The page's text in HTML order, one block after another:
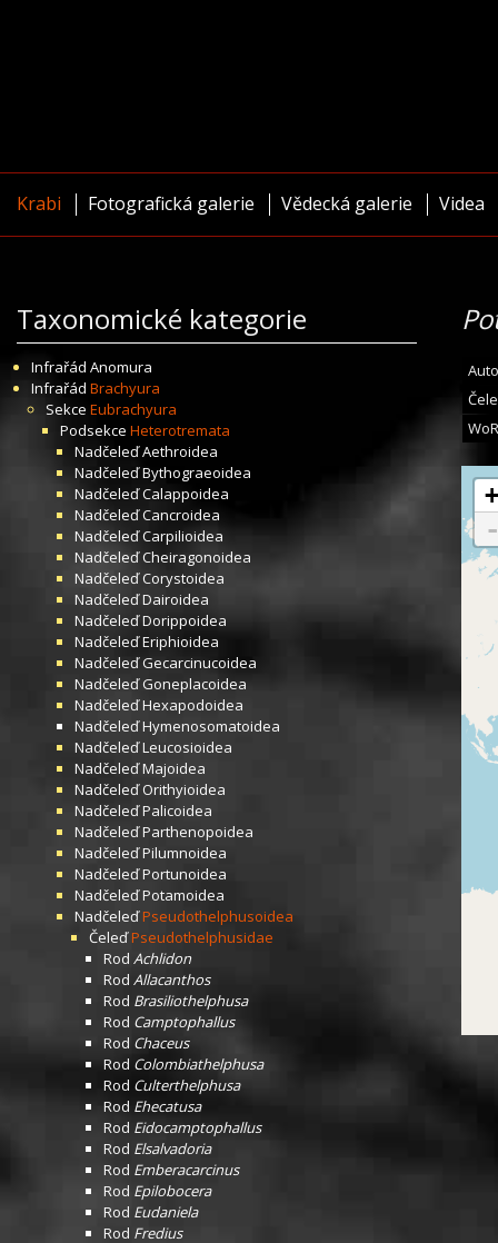
Krabi Fotografická galerie Vědecká galerie Videa
Taxonomické kategorie
Infrařád Anomura
Infrařád Brachyura
Sekce Eubrachyura
Podsekce Heterotremata
NadčeleďAethroidea
NadčeleďBythograeoidea
NadčeleďCalappoidea
NadčeleďCancroidea
NadčeleďCarpilioidea
NadčeleďCheiragonoidea
NadčeleďCorystoidea
NadčeleďDairoidea
NadčeleďDorippoidea
NadčeleďEriphioidea
NadčeleďGecarcinucoidea
NadčeleďGoneplacoidea
NadčeleďHexapodoidea
NadčeleďHymenosomatoidea
NadčeleďLeucosioidea
NadčeleďMajoidea
NadčeleďOrithyioidea
NadčeleďPalicoidea
NadčeleďParthenopoidea
NadčeleďPilumnoidea
NadčeleďPortunoidea
NadčeleďPotamoidea
NadčeleďPseudothelphusoidea
ČeleďPseudothelphusidae
Rod Achlidon
Rod Allacanthos
Rod Brasiliothelphusa
Rod Camptophallus
Rod Chaceus
Rod Colombiathelphusa
Rod Culterthelphusa
Rod Ehecatusa
Rod Eidocamptophallus
Rod Elsalvadoria
Rod Emberacarcinus
Rod Epilobocera
Rod Eudaniela
Rod Fredius
+